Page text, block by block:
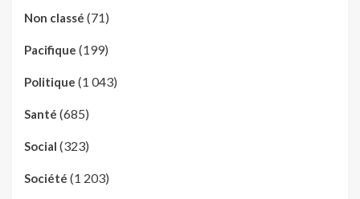
Non classé (71)
Pacifique (199)
Politique (1 043)
Santé (685)
Social (323)
Société (1 203)